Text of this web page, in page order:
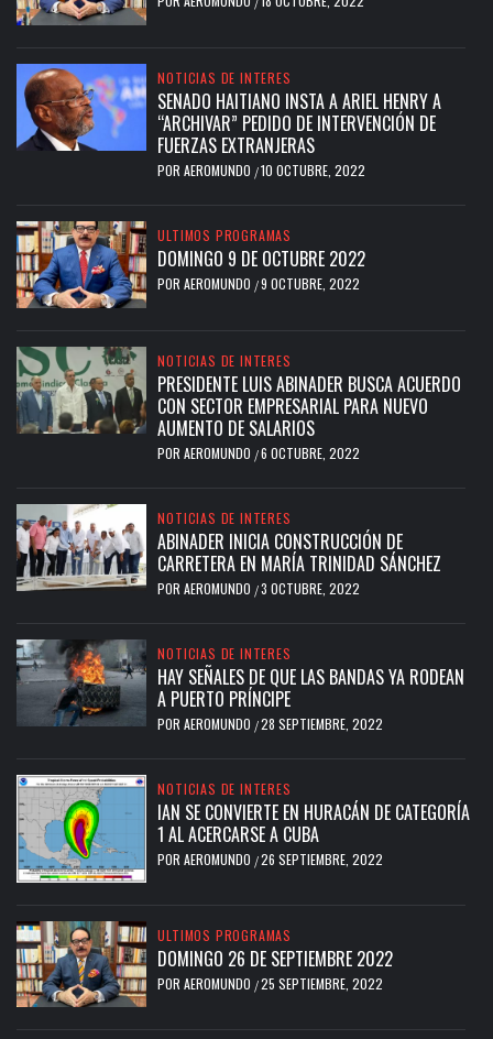
NOTICIAS DE INTERES
SENADO HAITIANO INSTA A ARIEL HENRY A
“ARCHIVAR” PEDIDO DE INTERVENCIÓN DE
FUERZAS EXTRANJERAS
POR AEROMUNDO /10 OCTUBRE, 2022
ULTIMOS PROGRAMAS
DOMINGO 9 DE OCTUBRE 2022
POR AEROMUNDO /9 OCTUBRE, 2022
NOTICIAS DE INTERES
PRESIDENTE LUIS ABINADER BUSCA ACUERDO
CON SECTOR EMPRESARIAL PARA NUEVO
AUMENTO DE SALARIOS
POR AEROMUNDO /6 OCTUBRE, 2022
NOTICIAS DE INTERES
ABINADER INICIA CONSTRUCCIÓN DE
CARRETERA EN MARÍA TRINIDAD SÁNCHEZ
POR AEROMUNDO /3 OCTUBRE, 2022
NOTICIAS DE INTERES
HAY SEÑALES DE QUE LAS BANDAS YA RODEAN
A PUERTO PRÍNCIPE
POR AEROMUNDO /28 SEPTIEMBRE, 2022
NOTICIAS DE INTERES
IAN SE CONVIERTE EN HURACÁN DE CATEGORÍA
1 AL ACERCARSE A CUBA
POR AEROMUNDO /26 SEPTIEMBRE, 2022
ULTIMOS PROGRAMAS
DOMINGO 26 DE SEPTIEMBRE 2022
POR AEROMUNDO /25 SEPTIEMBRE, 2022